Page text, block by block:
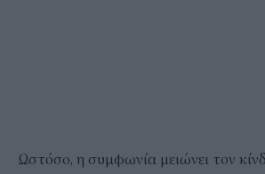
Ωστόσο, η συμφωνία μειώνει τον